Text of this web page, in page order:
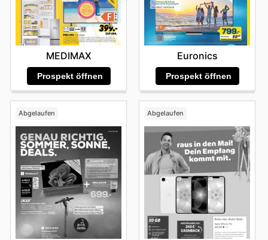
MEDIMAX
Prospekt öffnen
Euronics
Prospekt öffnen
Abgelaufen Abgelaufen